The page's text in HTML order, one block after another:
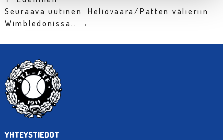
Seuraava uutinen: Heliövaara/Patten välieriin
Wimbledonissa… →
YHTEYSTIEDOT